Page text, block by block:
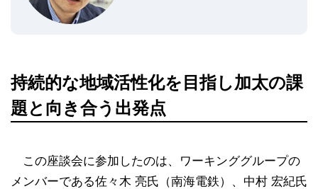
持続的な地域活性化を目指し加太の課
題と向き合う出発点
この座談会に参加したのは、ワーキンググループの
メンバーである佐々木 亮氏（南海電鉄）、中村 宏紀氏